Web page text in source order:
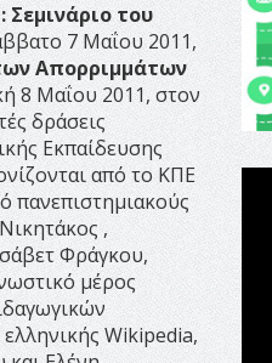
του
7 Μαΐου 2011,
Απορριμμάτων
8 Μαΐου 2011, στον
δράσεις
Εκπαίδευσης
από το ΚΠΕ
πανεπιστημιακούς
,
Φράγκου,
μέρος
Wikipedia,